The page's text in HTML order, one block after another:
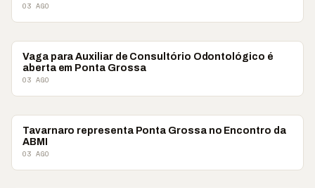
03 AGO
PONTA GROSSA
Vaga para Auxiliar de Consultório Odontológico é
aberta em Ponta Grossa
03 AGO
PONTA GROSSA
Tavarnaro representa Ponta Grossa no Encontro da
ABMI
03 AGO